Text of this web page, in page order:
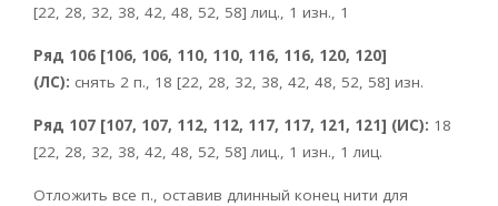
[22, 28, 32, 38, 42, 48, 52, 58] лиц., 1 изн., 1
Ряд 106 [106, 106, 110, 110, 116, 116, 120, 120]
(ЛС): снять 2 п., 18 [22, 28, 32, 38, 42, 48, 52, 58] изн.
Ряд 107 [107, 107, 112, 112, 117, 117, 121, 121] (ИС): 18
[22, 28, 32, 38, 42, 48, 52, 58] лиц., 1 изн., 1 лиц.
Отложить все п., оставив длинный конец нити для